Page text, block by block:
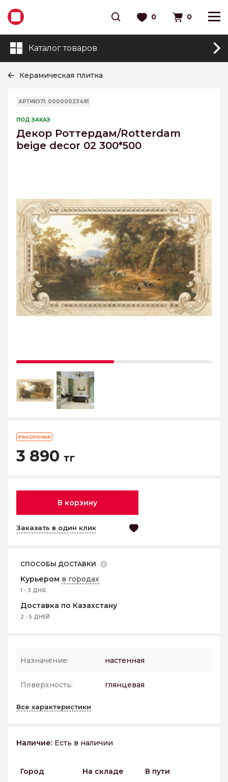
0 0
Каталог товаров
Керамическая плитка
АРТИКУЛ: 00000023491
ПОД ЗАКАЗ
Декор Роттердам/Rotterdam
beige decor 02 300*500
РАССРОЧКА
3 890 тг
В корзину
Заказать в один клик
СПОСОБЫ ДОСТАВКИ
Курьером в городах
1 - 3 ДНЯ
Доставка по Казахстану
2 - 5 ДНЕЙ
Назначение: настенная
Поверхность: глянцевая
Все характеристики
Наличие: Есть в наличии
Город На складе
В пути